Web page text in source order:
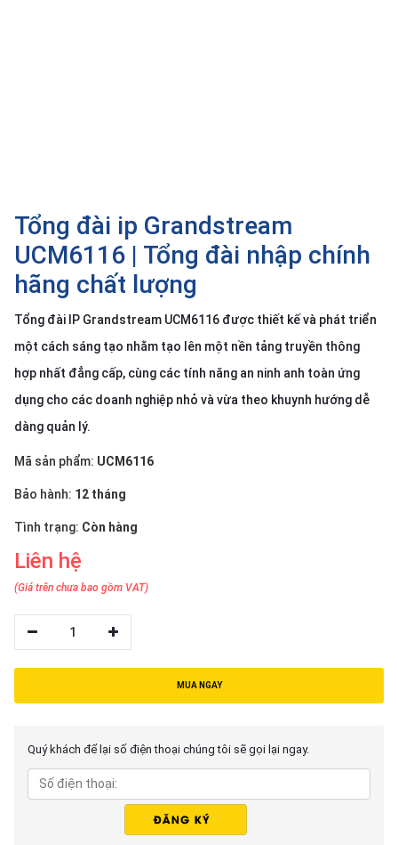
Tổng đài ip Grandstream
UCM6116 | Tổng đài nhập chính
hãng chất lượng
Tổng đài IP Grandstream UCM6116 được thiết kế và phát triển
một cách sáng tạo nhằm tạo lên một nền tảng truyền thông
hợp nhất đẳng cấp, cùng các tính năng an ninh anh toàn ứng
dụng cho các doanh nghiệp nhỏ và vừa theo khuynh hướng dễ
dàng quản lý.
Mã sản phẩm: UCM6116
Bảo hành: 12 tháng
Tình trạng: Còn hàng
Liên hệ
(Giá trên chưa bao gồm VAT)
1
MUA NGAY
Quý khách để lại số điện thoại chúng tôi sẽ gọi lại ngay.
vụ
trợ
Tin
tức
Liên
hệ
thiệu
việt
English